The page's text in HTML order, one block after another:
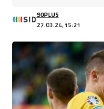
27.03.24, 15:21
90PLUS